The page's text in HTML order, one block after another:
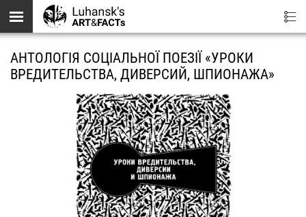
Перейти до основного вмісту
АНТОЛОГІЯ СОЦІАЛЬНОЇ ПОЕЗІЇ «УРОКИ
ВРЕДИТЕЛЬСТВА, ДИВЕРСИЙ, ШПИОНАЖА»